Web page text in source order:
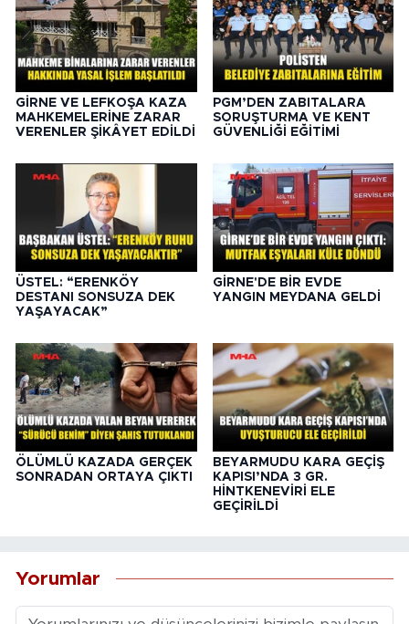
GİRNE VE LEFKOŞA KAZA
MAHKEMELERİNE ZARAR
VERENLER ŞİKÂYET EDİLDİ
PGM’DEN ZABITALARA
SORUŞTURMA VE KENT
GÜVENLİĞİ EĞİTİMİ
ÜSTEL: “ERENKÖY
DESTANI SONSUZA DEK
YAŞAYACAK”
GİRNE'DE BİR EVDE
YANGIN MEYDANA GELDİ
ÖLÜMLÜ KAZADA GERÇEK
SONRADAN ORTAYA ÇIKTI
BEYARMUDU KARA GEÇİŞ
KAPISI’NDA 3 GR.
HİNTKENEVİRİ ELE
GEÇİRİLDİ
Yorumlar